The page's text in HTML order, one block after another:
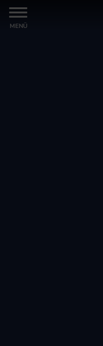
Zum
Hauptinhalt
MENÜ